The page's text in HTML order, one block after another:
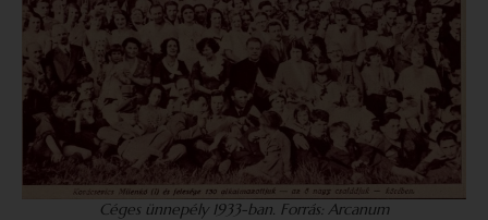
Céges ünnepély 1933-ban. Forrás: Arcanum